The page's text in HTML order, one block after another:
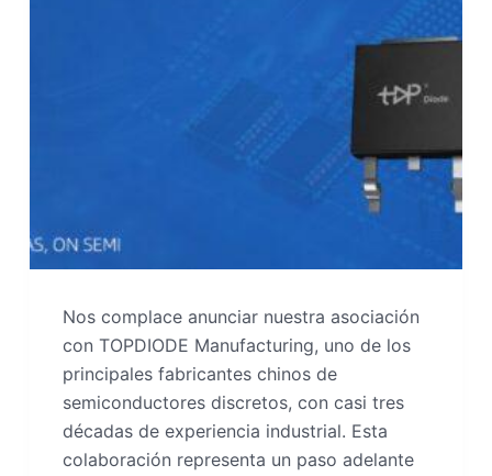
Nos complace anunciar nuestra asociación
con TOPDIODE Manufacturing, uno de los
principales fabricantes chinos de
semiconductores discretos, con casi tres
décadas de experiencia industrial. Esta
colaboración representa un paso adelante